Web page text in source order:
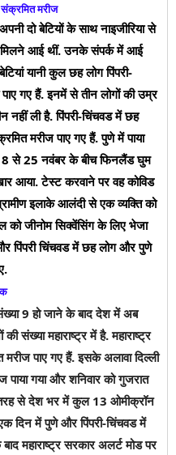
संक्रमित मरीज
दो बेटियों के साथ नाइजीरिया से
मिलने आई थीं. उनके संपर्क में आई
यानी कुल छह लोग पिंपरी-
गए हैं. इनमें से तीन लोगों की उम्र
ली है. पिंपरी-चिंचवड में छह
मरीज पाए गए हैं. पुणे में पाया
से 25 नवंबर के बीच फिनलैंड घुम
आया. टेस्ट करवाने पर वह कोविड
इलाके आलंदी से एक व्यक्ति को
को जीनोम सिक्वेंसिंग के लिए भेजा
पिंपरी चिंचवड में छह लोग और पुणे
9 हो जाने के बाद देश में अब
संख्या महाराष्ट्र में है. महाराष्ट्र
पाए गए हैं. इसके अलावा दिल्ली
पाया गया और शनिवार को गुजरात
से देश भर में कुल 13 ओमीक्रॉन
दिन में पुणे और पिंपरी-चिंचवड में
महाराष्ट्र सरकार अलर्ट मोड पर